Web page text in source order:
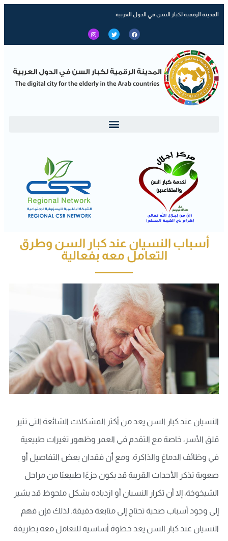
المدينة الرقمية لكبار السن في الدول العربية
أسباب النسيان عند كبار السن وطرق
التعامل معه بفعالية
النسيان عند كبار السن يعد من أكثر المشكلات الشائعة التي تثير
قلق الأسر، خاصة مع التقدم في العمر وظهور تغيرات طبيعية
في وظائف الدماغ والذاكرة. ومع أن فقدان بعض التفاصيل أو
صعوبة تذكر الأحداث القريبة قد يكون جزءًا طبيعيًا من مراحل
الشيخوخة، إلا أن تكرار النسيان أو ازدياده بشكل ملحوظ قد يشير
إلى وجود أسباب صحية تحتاج إلى متابعة دقيقة. لذلك فإن فهم
النسيان عند كبار السن يعد خطوة أساسية للتعامل معه بطريقة